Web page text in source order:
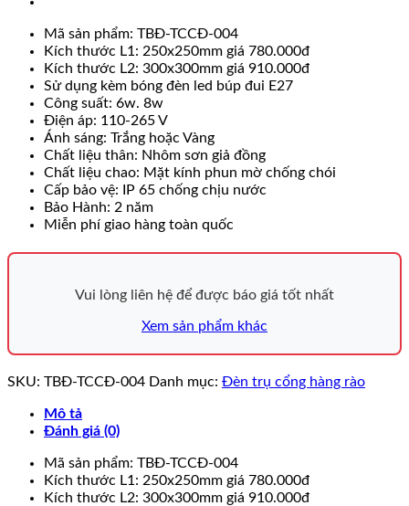
Mã sản phẩm: TBĐ-TCCĐ-004
Kích thước L1: 250x250mm giá 780.000đ
Kích thước L2: 300x300mm giá 910.000đ
Sử dụng kèm bóng đèn led búp đui E27
Công suất: 6w. 8w
Điện áp: 110-265 V
Ánh sáng: Trắng hoặc Vàng
Chất liệu thân: Nhôm sơn giả đồng
Chất liệu chao: Mặt kính phun mờ chống chói
Cấp bảo vệ: IP 65 chống chịu nước
Bảo Hành: 2 năm
Miễn phí giao hàng toàn quốc
Vui lòng liên hệ để được báo giá tốt nhất
Xem sản phẩm khác
SKU: TBĐ-TCCĐ-004 Danh mục: Đèn trụ cổng hàng rào
Mô tả
Đánh giá (0)
Mã sản phẩm: TBĐ-TCCĐ-004
Kích thước L1: 250x250mm giá 780.000đ
Kích thước L2: 300x300mm giá 910.000đ